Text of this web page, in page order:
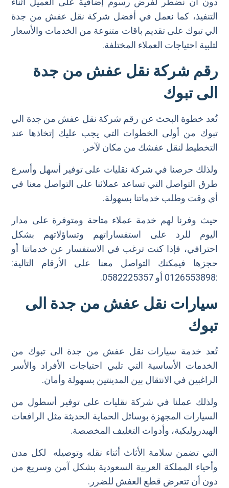
التنفيذ، كما نعمل في أفضل شركة نقل عفش من جدة
الي تبوك على تقديم باقات متنوعة من الخدمات والأسعار
لتلبية احتياجات العملاء المختلفة.
رقم شركة نقل عفش من جدة
الى تبوك
تُعد خطوة البحث عن رقم شركة نقل عفش من جدة الي
تبوك من أولى الخطوات التي يجب عليك إتخاذها عند
التخطيط لنقل عفشك من مكان لآخر.
ولذلك حرصنا في شركة نقليات على توفير أسهل وأسرع
طرق التواصل التي تساعد عملائنا على التواصل معنا في
أي وقت وطلب خدماتنا بسهولة.
حيث وفرنا لهم خدمة عملاء متاحة ومتوفرة على مدار
اليوم للرد على استفساراتهم وتساؤلاتهم بشكل
احترافي، فإذا كنت ترغب في الاستفسار عن خدماتنا أو
حجزها فيمكنك التواصل معنا على الأرقام التالية:
:0126553898 أو 0582225357.
سيارات نقل عفش من جدة الى
تبوك
تُعد خدمة سيارات نقل عفش من جدة الى تبوك من
الخدمات الأساسية التي تلبي احتياجات الأفراد والأسر
الراغبين في الانتقال بين المدينتين بسهولة وأمان.
ولذلك عملنا في شركة نقليات على توفير أسطول من
السيارات المجهزة بوسائل الحماية الحديثة مثل الرافعات
الهيدروليكية، وأدوات التغليف المخصصة.
التي تضمن سلامة الأثاث أثناء نقله وتوصيله لكل مدن
وأحياء المملكة العربية السعودية بشكل آمن وسريع من
دون أن تتعرض قطع العفش للضرر.